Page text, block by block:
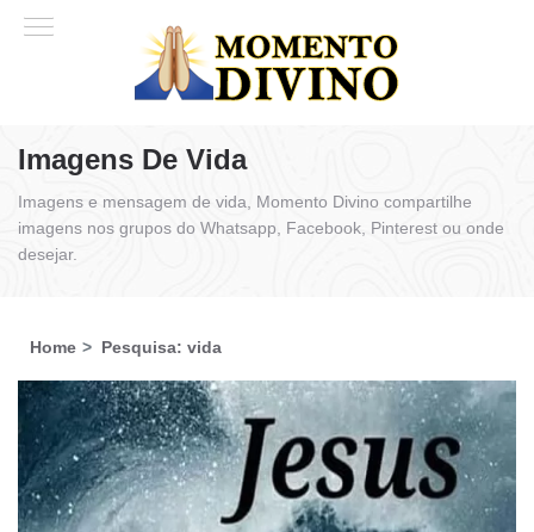
Imagens De Vida
Imagens e mensagem de vida, Momento Divino compartilhe
imagens nos grupos do Whatsapp, Facebook, Pinterest ou onde
desejar.
Home Pesquisa: vida